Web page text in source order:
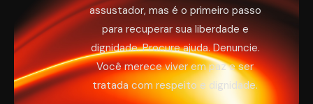
assustador, mas é o primeiro passo
para recuperar sua liberdade e
dignidade. Procure ajuda. Denuncie.
Você merece viver em paz e ser
tratada com respeito e dignidade.